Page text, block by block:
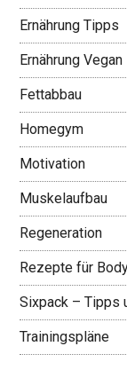
Ernährung Tipps
Ernährung Vegan
Fettabbau
Homegym
Motivation
Muskelaufbau
Regeneration
Rezepte für
Sixpack – Tipps
Trainingspläne